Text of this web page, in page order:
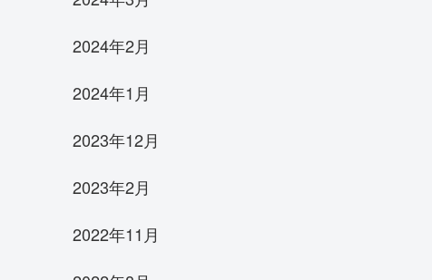
2024年2月
2024年1月
2023年12月
2023年2月
2022年11月